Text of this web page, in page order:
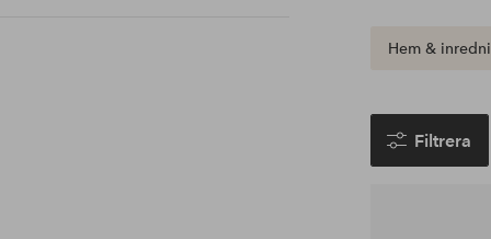
Hem &
Filtrera